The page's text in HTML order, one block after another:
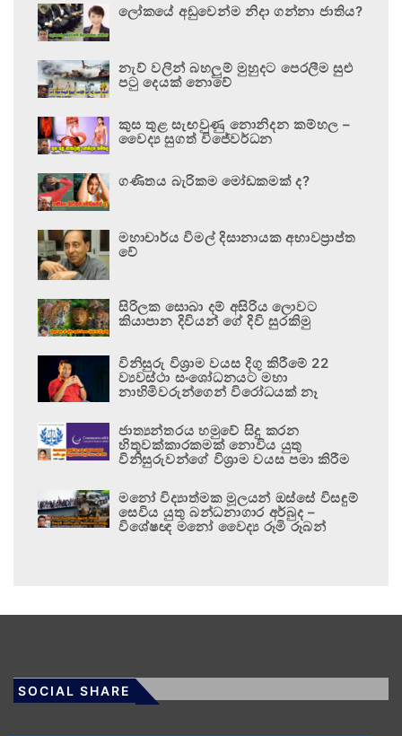
ලෝකයේ අඩුවෙන්ම නිදා ගන්නා ජාතිය?
නැව් වලින් බහලුම් මුහුදට පෙරලීම සුළු
පටු දෙයක් නොවේ
කුස තුළ සැඟවුණු නොනිදන කම්හල –
වෛද්‍ය සුගත් විජේවර්ධන
ගණිතය බැරිකම මෝඩකමක් ද?
මහාචාර්ය විමල් දිසානායක අභාවප්‍රාප්ත
වේ
සිරිලක සොබා දම් අසිරිය ලොවට
කියාපාන දිවියන් ගේ දිවි සුරකිමු
විනිසුරු විශ්‍රාම වයස දිගු කිරීමේ 22
ව්‍යවස්ථා සංශෝධනයට මහා
නාහිමිවරුන්ගෙන් විරෝධයක් නෑ
ජාත්‍යන්තරය හමුවේ සිදු කරන
හිතුවක්කාරකමක් නොවිය යුතු
විනිසුරුවන්ගේ විශ්‍රාම වයස පමා කිරීම
මනෝ විද්‍යාත්මක මූලයන් ඔස්සේ විසඳුම්
සෙවිය යුතු බන්ධනාගාර අර්බුද –
විශේෂඥ මනෝ වෛද්‍ය රූමි රූබන්
SOCIAL SHARE